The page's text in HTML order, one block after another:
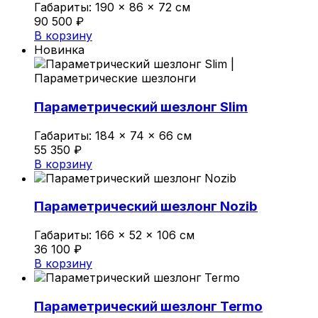
Политика конфиденциальности
0
Обзор корзины
В корзине нет товаров.
Габариты: 190 × 86 × 72 см
90 500 ₽
В корзину
Новинка
Параметрический шезлонг Slim
Габариты: 184 × 74 × 66 см
55 350 ₽
В корзину
Параметрический шезлонг Nozib
Габариты: 166 × 52 × 106 см
36 100 ₽
В корзину
Параметрический шезлонг Termo